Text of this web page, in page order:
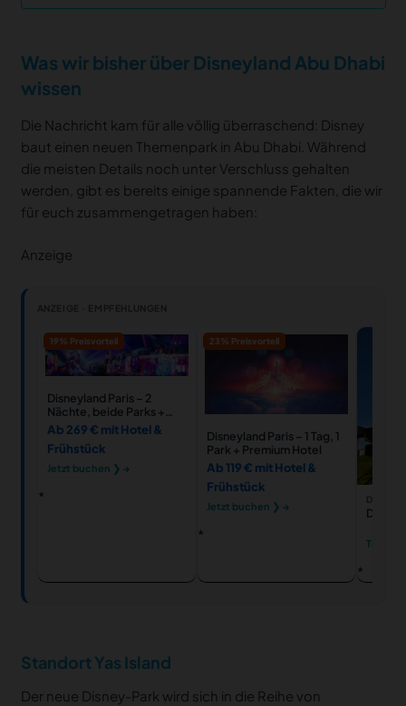
Was wir bisher über Disneyland Abu Dhabi
wissen
Die Nachricht kam für alle völlig überraschend: Disney
baut einen neuen Themenpark in Abu Dhabi. Während
die meisten Details noch unter Verschluss gehalten
werden, gibt es bereits einige spannende Fakten, die wir
für euch zusammengetragen haben:
Anzeige
ANZEIGE · EMPFEHLUNGEN
19% Preisvorteil
Disneyland Paris – 2
Nächte, beide Parks +
Hotel
Ab 269 € mit Hotel &
Frühstück
Jetzt buchen ❯ →
23% Preisvorteil
Disneyland Paris – 1 Tag, 1
Park + Premium Hotel
Ab 119 € mit Hotel &
Frühstück
Jetzt buchen ❯ →
Tickets
Standort Yas Island
Der neue Disney-Park wird sich in die Reihe von